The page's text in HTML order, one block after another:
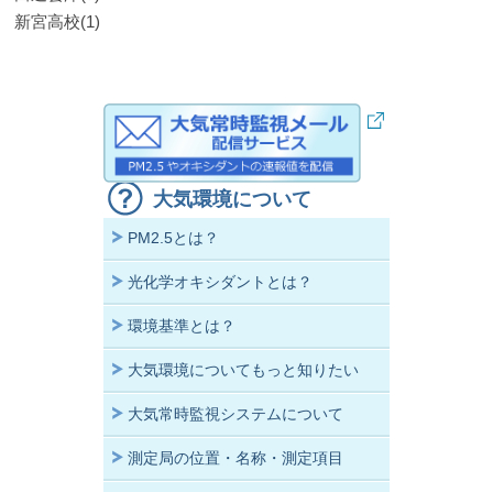
新宮高校(1)
大気環境について
PM2.5とは？
光化学オキシダントとは？
環境基準とは？
大気環境についてもっと知りたい
大気常時監視システムについて
測定局の位置・名称・測定項目